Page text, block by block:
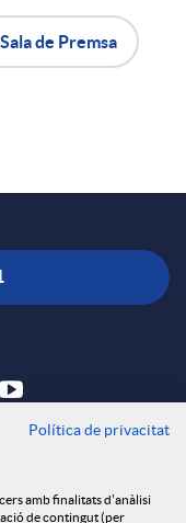
de Premsa
Política de privacitat
amb finalitats d'anàlisi
de contingut (per